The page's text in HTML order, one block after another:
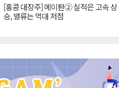
[홍콩 대장주] 메이퇀② 실적은 고속 상
승, 밸류는 역대 저점